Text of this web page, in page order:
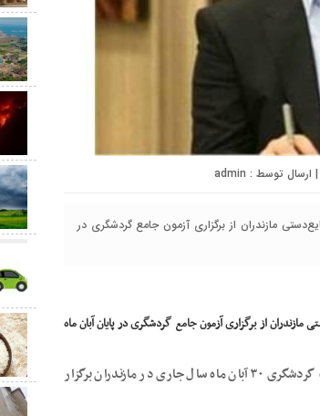
| ارسال توسط : admin
مازندران از برگزاری آزمون جامع گردشگری در
از برگزاری آزمون جامع گردشگری در پایان آبان ماه
مهدی اسحاقی چهارشنبه ۳۰مهر۱۴۰۴ گفت: آزمون جامع کوتاه‌مدت گردشگری ۳۰ آبان ماه سال جاری در مازندران برگزار